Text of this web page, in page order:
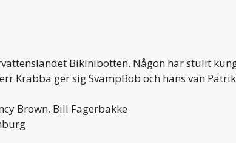
Bikinibotten. Någon har stulit
Krabba ger sig SvampBob och hans vän
Brown, Bill Fagerbakke